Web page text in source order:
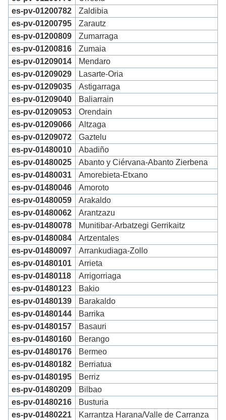
es-pv-01200782
Zaldibia
es-pv-01200795
Zarautz
es-pv-01200809
Zumarraga
es-pv-01200816
Zumaia
es-pv-01209014
Mendaro
es-pv-01209029
Lasarte-Oria
es-pv-01209035
Astigarraga
es-pv-01209040
Baliarrain
es-pv-01209053
Orendain
es-pv-01209066
Altzaga
es-pv-01209072
Gaztelu
es-pv-01480010
Abadiño
es-pv-01480025
Abanto y Ciérvana-Abanto Zierbena
es-pv-01480031
Amorebieta-Etxano
es-pv-01480046
Amoroto
es-pv-01480059
Arakaldo
es-pv-01480062
Arantzazu
es-pv-01480078
Munitibar-Arbatzegi Gerrikaitz
es-pv-01480084
Artzentales
es-pv-01480097
Arrankudiaga-Zollo
es-pv-01480101
Arrieta
es-pv-01480118
Arrigorriaga
es-pv-01480123
Bakio
es-pv-01480139
Barakaldo
es-pv-01480144
Barrika
es-pv-01480157
Basauri
es-pv-01480160
Berango
es-pv-01480176
Bermeo
es-pv-01480182
Berriatua
es-pv-01480195
Berriz
es-pv-01480209
Bilbao
es-pv-01480216
Busturia
es-pv-01480221
Karrantza Harana/Valle de Carranza